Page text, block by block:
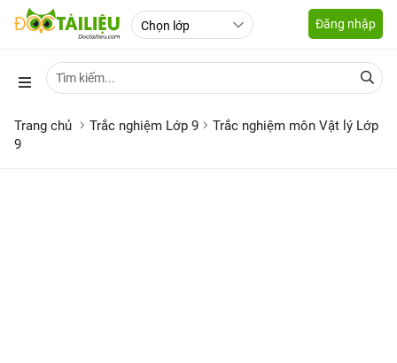
Đăng nhập
Trang chủ Trắc nghiệm Lớp 9
Trắc nghiệm môn Vật lý Lớp
9